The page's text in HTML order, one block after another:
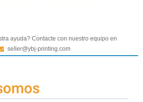
ayuda? Contacte con nuestro equipo en
seller@ybj-printing.com